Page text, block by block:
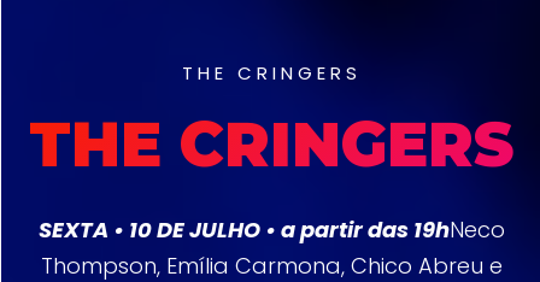
THE CRINGERS
THE CRINGERS
SEXTA • 10 DE JULHO • a partir das 19hNeco
Thompson, Emília Carmona, Chico Abreu e